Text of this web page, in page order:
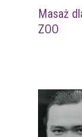
Masaż
ZOO